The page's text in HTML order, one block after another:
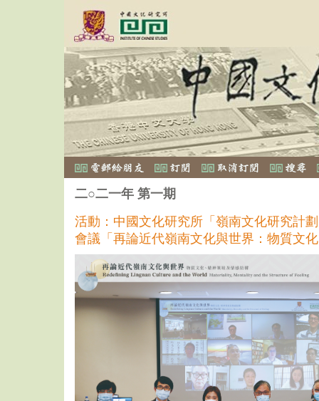
二○二一年 第一期
活動：中國文化研究所「嶺南文化研究計
會議「再論近代嶺南文化與世界：物質文